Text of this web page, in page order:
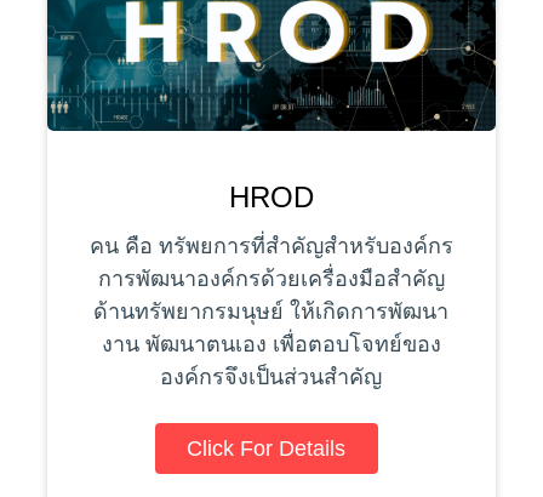
HROD
คน คือ ทรัพยการที่สำคัญสำหรับองค์กร
การพัฒนาองค์กรด้วยเครื่องมือสำคัญ
ด้านทรัพยากรมนุษย์ ให้เกิดการพัฒนา
งาน พัฒนาตนเอง เพื่อตอบโจทย์ของ
องค์กรจึงเป็นส่วนสำคัญ
Click For Details